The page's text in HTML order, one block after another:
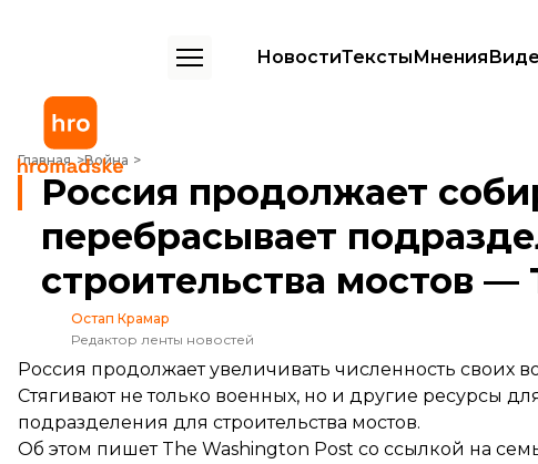
НовостиТекстыМнения
Главная Война
Россия продолжает собирать войска и перебрасывает подразделения
Россия продолжает
перебрасывает
строительства мостов
Остап Крамар
Редактор ленты новостей
Россия продолжает увеличивать численность своих
Стягивают не только военных, но и другие ресурсы
подразделения для строительства мостов.
Об этом пишетThe Washington Post со ссылкой на